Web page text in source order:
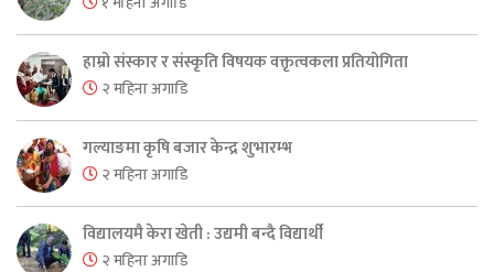
हाम्रो संस्कार र संस्कृति विषयक वक्तृत्वकला प्रतियोगिता
२ महिना अगाडि
गल्याङमा कृषि बजार केन्द्र शुभारम्भ
२ महिना अगाडि
विद्यालयमै केरा खेती : उद्यमी बन्दै विद्यार्थी
२ महिना अगाडि